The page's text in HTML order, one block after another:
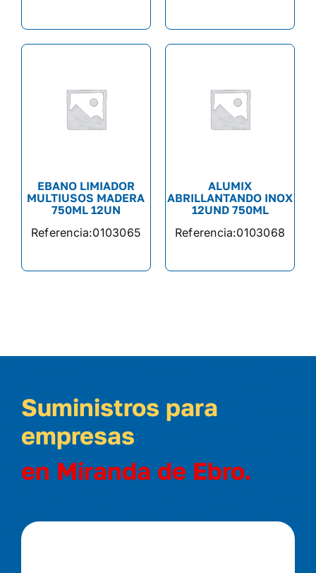
EBANO LIMIADOR
MULTIUSOS MADERA
750ML 12UN
Referencia:0103065
ALUMIX
ABRILLANTANDO INOX
12UND 750ML
Referencia:0103068
Suministros para
empresas
en Miranda de Ebro.